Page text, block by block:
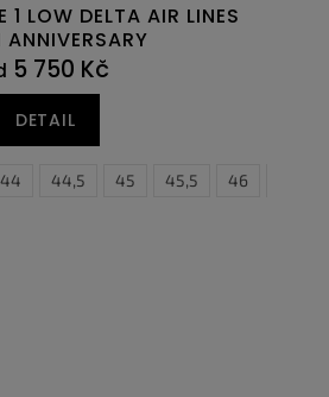
1 LOW DELTA AIR LINES
ANNIVERSARY
5 750 Kč
DETAIL
44 44,5 45 45,5 46